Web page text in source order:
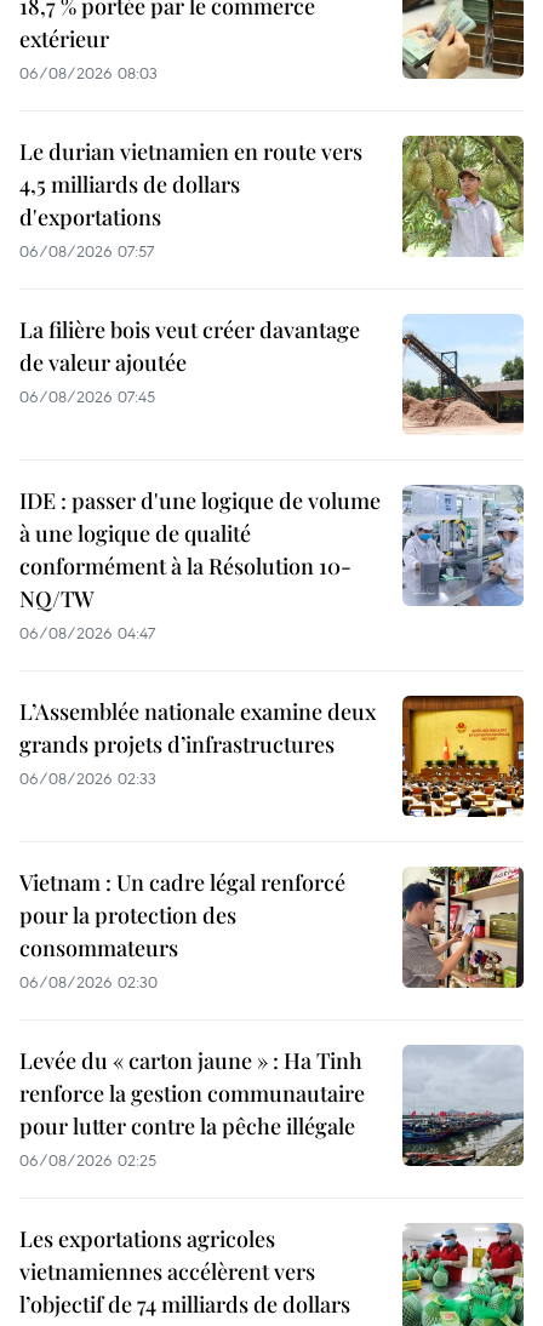
18,7 % portée par le commerce
extérieur
06/08/2026 08:03
Le durian vietnamien en route vers
4,5 milliards de dollars
d'exportations
06/08/2026 07:57
La filière bois veut créer davantage
de valeur ajoutée
06/08/2026 07:45
IDE : passer d'une logique de volume
à une logique de qualité
conformément à la Résolution 10-
NQ/TW
06/08/2026 04:47
L’Assemblée nationale examine deux
grands projets d’infrastructures
06/08/2026 02:33
Vietnam : Un cadre légal renforcé
pour la protection des
consommateurs
06/08/2026 02:30
Levée du « carton jaune » : Ha Tinh
renforce la gestion communautaire
pour lutter contre la pêche illégale
06/08/2026 02:25
Les exportations agricoles
vietnamiennes accélèrent vers
l’objectif de 74 milliards de dollars